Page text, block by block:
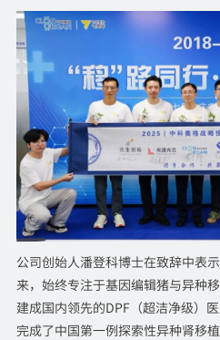
公司创始人潘登科博士在致辞中表
来，始终专注于基因编辑猪与异种
建成国内领先的DPF（超洁净级）
完成了中国第一例探索性异种肾移